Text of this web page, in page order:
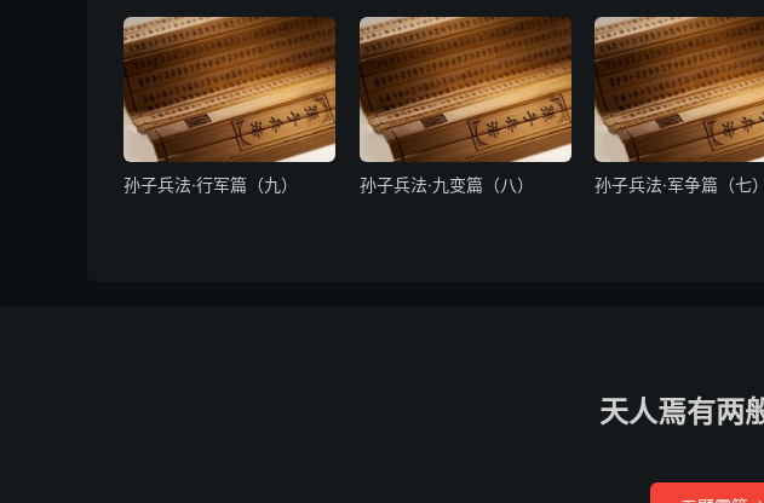
孙子兵法·行军篇（九） 孙子兵法·九变篇（八） 孙子兵法·军争篇（七）
天人焉有两